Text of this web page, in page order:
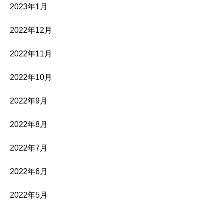
2023年1月
2022年12月
2022年11月
2022年10月
2022年9月
2022年8月
2022年7月
2022年6月
2022年5月